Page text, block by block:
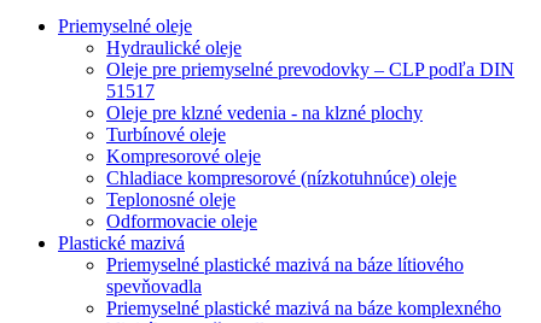
Priemyselné oleje
Hydraulické oleje
Oleje pre priemyselné prevodovky – CLP podľa DIN
51517
Oleje pre klzné vedenia - na klzné plochy
Turbínové oleje
Kompresorové oleje
Chladiace kompresorové (nízkotuhnúce) oleje
Teplonosné oleje
Odformovacie oleje
Plastické mazivá
Priemyselné plastické mazivá na báze lítiového
spevňovadla
Priemyselné plastické mazivá na báze komplexného